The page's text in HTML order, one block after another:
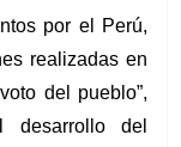
por el Perú,
realizadas en
del pueblo”,
desarrollo del